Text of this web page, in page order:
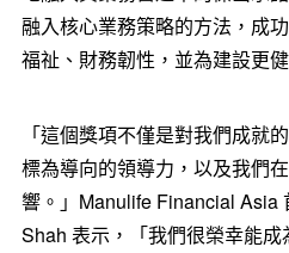
融入核心業務策略的方法，成
福祉、財務韌性，並為建設更
「這個獎項不僅是對我們成就
標為導向的領導力，以及我們
響。」Manulife Financial Asia
Shah 表示，「我們很榮幸能